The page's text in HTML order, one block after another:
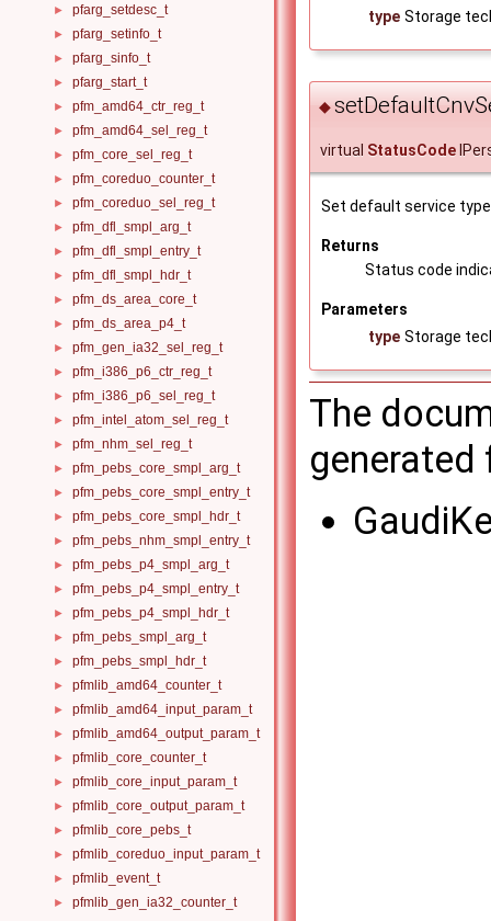
► pfarg_setdesc_t
► pfarg_setinfo_t
► pfarg_sinfo_t
► pfarg_start_t
► pfm_amd64_ctr_reg_t
► pfm_amd64_sel_reg_t
► pfm_core_sel_reg_t
► pfm_coreduo_counter_t
► pfm_coreduo_sel_reg_t
► pfm_dfl_smpl_arg_t
► pfm_dfl_smpl_entry_t
► pfm_dfl_smpl_hdr_t
► pfm_ds_area_core_t
► pfm_ds_area_p4_t
► pfm_gen_ia32_sel_reg_t
► pfm_i386_p6_ctr_reg_t
► pfm_i386_p6_sel_reg_t
► pfm_intel_atom_sel_reg_t
► pfm_nhm_sel_reg_t
► pfm_pebs_core_smpl_arg_t
► pfm_pebs_core_smpl_entry_t
► pfm_pebs_core_smpl_hdr_t
► pfm_pebs_nhm_smpl_entry_t
► pfm_pebs_p4_smpl_arg_t
► pfm_pebs_p4_smpl_entry_t
► pfm_pebs_p4_smpl_hdr_t
► pfm_pebs_smpl_arg_t
► pfm_pebs_smpl_hdr_t
► pfmlib_amd64_counter_t
► pfmlib_amd64_input_param_t
► pfmlib_amd64_output_param_t
► pfmlib_core_counter_t
► pfmlib_core_input_param_t
► pfmlib_core_output_param_t
► pfmlib_core_pebs_t
► pfmlib_coreduo_input_param_t
► pfmlib_event_t
► pfmlib_gen_ia32_counter_t
type Storage
◆
virtual StatusCode
Set default service
Returns
Status code
Parameters
type Storage
The